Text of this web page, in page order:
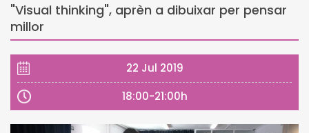
"Visual thinking", aprèn a dibuixar per pensar
millor
22 Jul 2019
18:00-21:00h